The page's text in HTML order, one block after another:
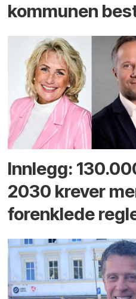
kommunen
Innlegg:
2030 krever
forenklede